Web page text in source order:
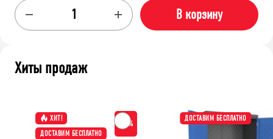
В корзину
Хиты продаж
ХИТ!
ДОСТАВИМ БЕСПЛАТНО
-15%
ДОСТАВИМ БЕСПЛАТНО